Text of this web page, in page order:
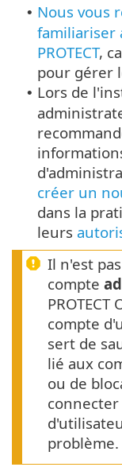
• Nous vous
familiariser
PROTECT,
pour gérer
• Lors de
créer un
dans la
leurs
Il n'est
compte
compte
sert de
lié aux
ou de
connecter
problème.